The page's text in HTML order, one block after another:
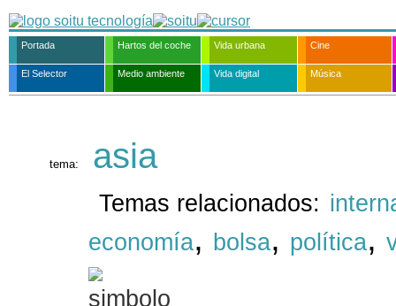
Portada Hartos del coche Vida urbana Cine
El Selector Medio ambiente Vida digital Música
tema: asia
Temas relacionados:
economía, bolsa, política,